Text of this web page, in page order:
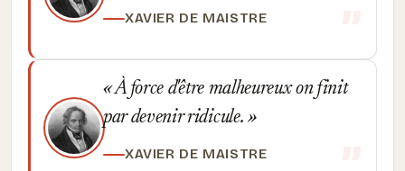
XAVIER DE MAISTRE
À force d'être malheureux on finit
par devenir ridicule.
XAVIER DE MAISTRE